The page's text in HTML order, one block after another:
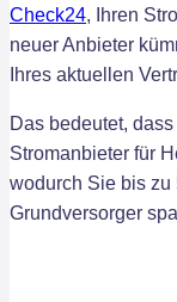
Check24, Ihren
neuer Anbieter
Ihres aktuellen
Das bedeutet,
Stromanbieter für
wodurch Sie bis zu
Grundversorger